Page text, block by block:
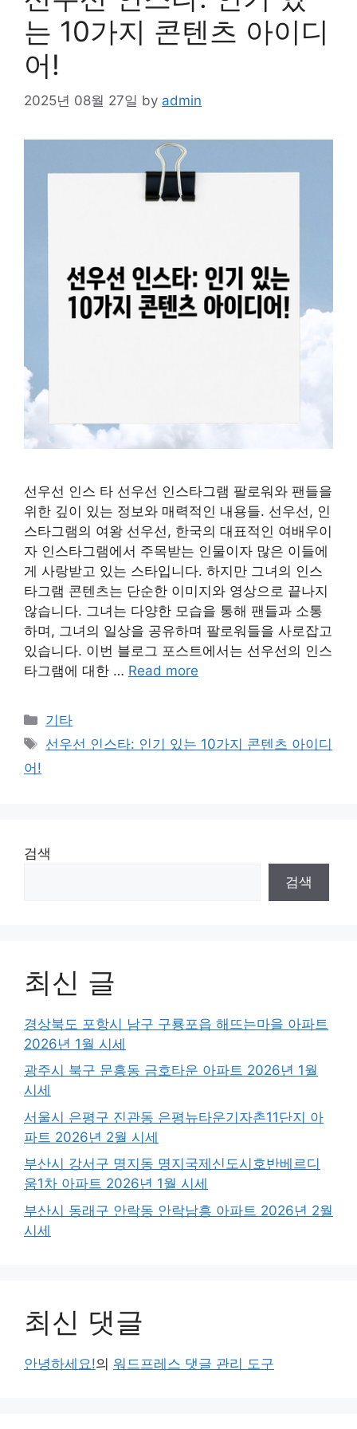
는 10가지 콘텐츠 아이디
어!
2025년 08월 27일 by admin
선우선 인스 타 선우선 인스타그램 팔로워와 팬들을
위한 깊이 있는 정보와 매력적인 내용들. 선우선, 인
스타그램의 여왕 선우선, 한국의 대표적인 여배우이
자 인스타그램에서 주목받는 인물이자 많은 이들에
게 사랑받고 있는 스타입니다. 하지만 그녀의 인스
타그램 콘텐츠는 단순한 이미지와 영상으로 끝나지
않습니다. 그녀는 다양한 모습을 통해 팬들과 소통
하며, 그녀의 일상을 공유하며 팔로워들을 사로잡고
있습니다. 이번 블로그 포스트에서는 선우선의 인스
타그램에 대한 … Read more
Categories
기타
Tags
선우선 인스타: 인기 있는 10가지 콘텐츠 아이디
어!
검색
검색
최신 글
경상북도 포항시 남구 구룡포읍 해뜨는마을 아파트
2026년 1월 시세
광주시 북구 문흥동 금호타운 아파트 2026년 1월
시세
서울시 은평구 진관동 은평뉴타운기자촌11단지 아
파트 2026년 2월 시세
부산시 강서구 명지동 명지국제신도시호반베르디
움1차 아파트 2026년 1월 시세
부산시 동래구 안락동 안락남흥 아파트 2026년 2월
시세
최신 댓글
안녕하세요!의 워드프레스 댓글 관리 도구